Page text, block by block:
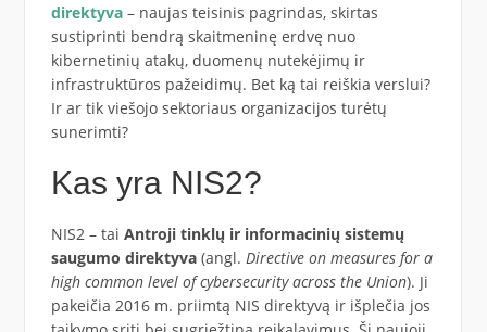
direktyva– naujas teisinis pagrindas, skirtas
sustiprinti bendrą skaitmeninę erdvę nuo
kibernetinių atakų, duomenų nutekėjimų ir
infrastruktūros pažeidimų. Bet ką tai reiškia verslui?
Ir ar tik viešojo sektoriaus organizacijos turėtų
sunerimti?
Kas yra NIS2?
NIS2 – tai Antroji tinklų ir informacinių sistemų
saugumo direktyva(angl. Directive on measures for a
high common level of cybersecurity across the Union). Ji
pakeičia 2016 m. priimtą NIS direktyvą ir išplečia jos